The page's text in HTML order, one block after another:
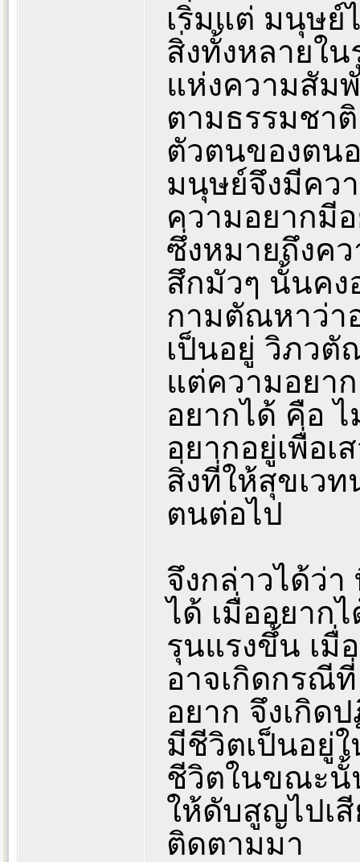
เริ่มแต่ มนุษย์
สิ่งทั้งหลายใ
แห่งความสัม
ตามธรรมชา
ตัวตนของตน
มนุษย์จึงมีคว
ความอยากมี
ซึ่งหมายถึงค
สึกมัวๆ นั้นคง
กามตัณหาว่า
เป็นอยู่ วิภว
แต่ความอยา
อยากได้ คือ
อยากอยู่เพื่อเ
สิ่งที่ให้สุขเว
ตนต่อไป
จึงกล่าวได้ว่า
ได้ เมื่ออยาก
รุนแรงขึ้น เมื่
อาจเกิดกรณี
อยาก จึงเกิด
มีชีวิตเป็นอยู่
ชีวิตในขณะนั้
ให้ดับสูญไปเ
ติดตามมา